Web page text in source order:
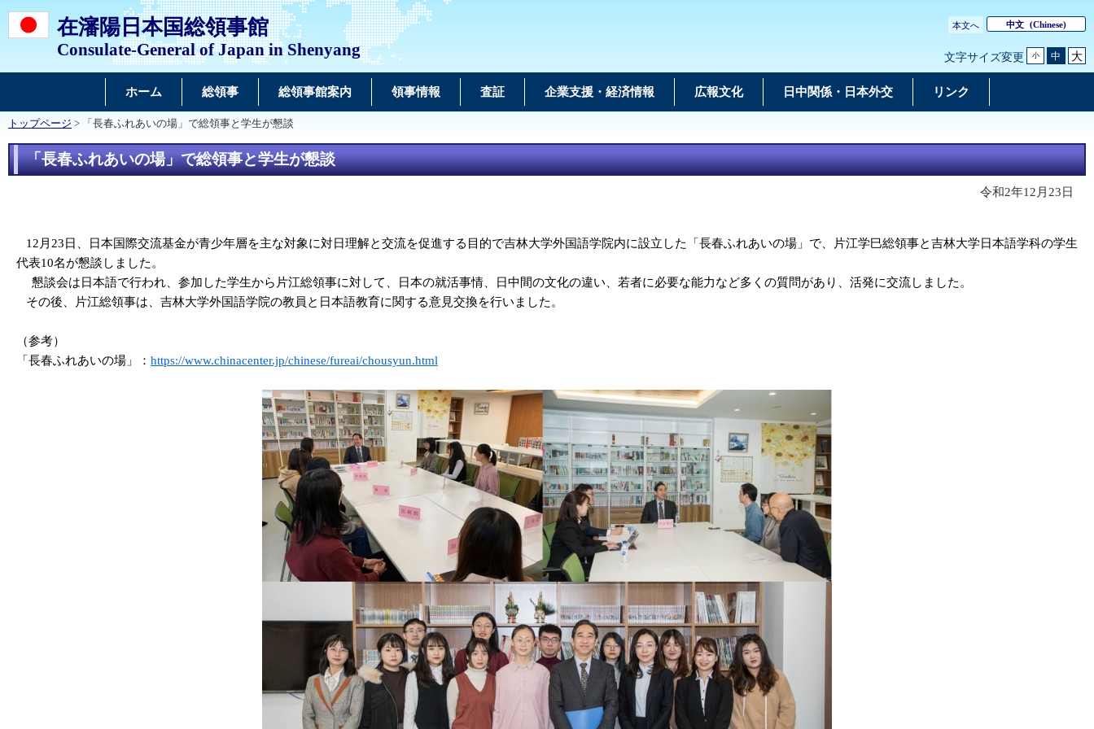
在瀋陽日本国総領事館
Consulate-General of Japan in Shenyang
本文へ 中文 (Chinese)
文字サイズ変更 小 中 大
ホーム 総領事 総領事館案内 領事情報 査証 企業支援・経済情報 広報文化 日中関係・日本外交 リンク
トップページ > 「長春ふれあいの場」で総領事と学生が懇談
「長春ふれあいの場」で総領事と学生が懇談
令和2年12月23日
12月23日、日本国際交流基金が青少年層を主な対象に対日理解と交流を促進する目的で吉林大学外国語学院内に設立した「長春ふれあいの場」で、片江学巳総領事と吉林大学日本語学科の学生
代表10名が懇談しました。
懇談会は日本語で行われ、参加した学生から片江総領事に対して、日本の就活事情、日中間の文化の違い、若者に必要な能力など多くの質問があり、活発に交流しました。
その後、片江総領事は、吉林大学外国語学院の教員と日本語教育に関する意見交換を行いました。
（参考）
「長春ふれあいの場」： https://www.chinacenter.jp/chinese/fureai/chousyun.html